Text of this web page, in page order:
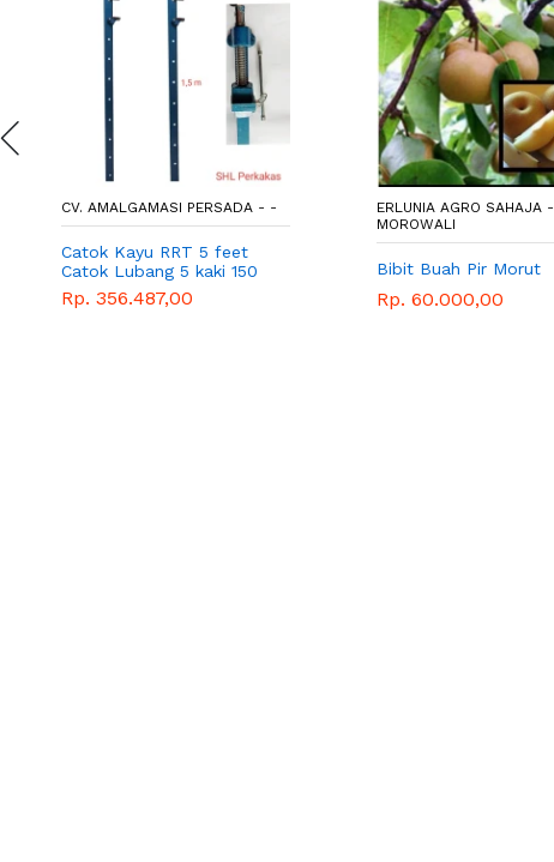
CV. AMALGAMASI PERSADA - -
Catok Kayu RRT 5 feet
Catok Lubang 5 kaki 150
cm 1,5 meter T Bar clamp
Rp. 356.487,00
ERLUNIA AGRO SAHAJA -
MOROWALI
Bibit Buah Pir Morut
Rp. 60.000,00